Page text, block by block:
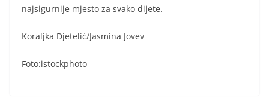
najsigurnije mjesto za svako dijete.
Koraljka Djetelić/Jasmina Jovev
Foto:istockphoto